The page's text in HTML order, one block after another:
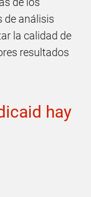
de análisis
la calidad de
resultados
hay